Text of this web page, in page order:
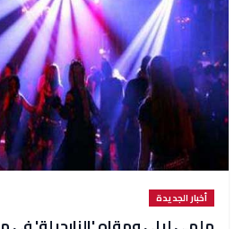
أخبار الجديدة